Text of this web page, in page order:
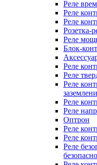
Реле
Реле
Реле
Розетка-
Реле
Блок-
Реле
Реле
Реле
Реле
Реле
Оптрон
Реле
Реле
Реле